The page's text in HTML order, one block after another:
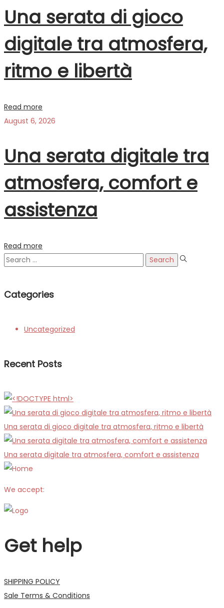
Una serata di gioco
digitale tra atmosfera,
ritmo e libertà
Read more
August 6, 2026
Una serata digitale tra
atmosfera, comfort e
assistenza
Read more
Search
Categories
Uncategorized
Recent Posts
Una serata di gioco digitale tra atmosfera, ritmo e libertà
Una serata digitale tra atmosfera, comfort e assistenza
We accept:
Get help
SHIPPING POLICY
Sale Terms & Conditions